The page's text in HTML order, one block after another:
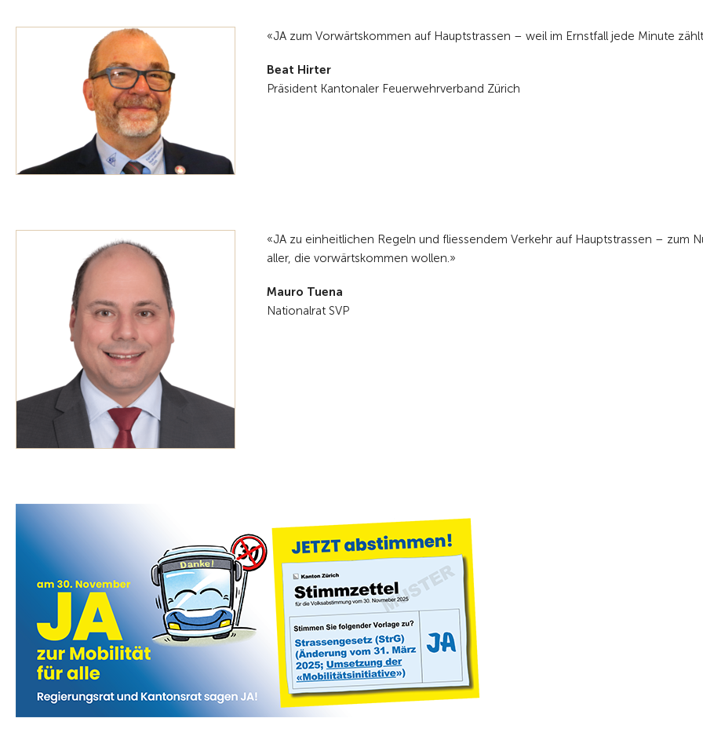
«JA zum Vorwärtskommen auf Hauptstrassen – weil im Ernstfall jede Minute
Beat Hirter
Präsident Kantonaler Feuerwehrverband Zürich
«JA zu einheitlichen Regeln und fliessendem Verkehr auf Hauptstrassen – zum
aller, die vorwärtskommen wollen.»
Mauro Tuena
Nationalrat SVP